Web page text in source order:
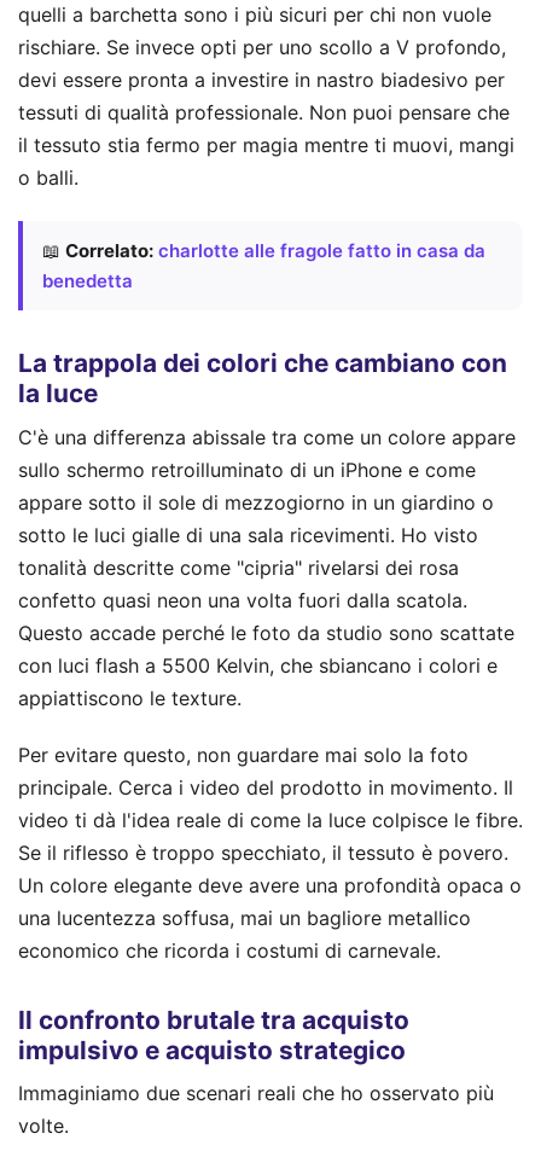
quelli a barchetta sono i più sicuri per chi non vuole
rischiare. Se invece opti per uno scollo a V profondo,
devi essere pronta a investire in nastro biadesivo per
tessuti di qualità professionale. Non puoi pensare che
il tessuto stia fermo per magia mentre ti muovi, mangi
o balli.
📖 Correlato: charlotte alle fragole fatto in casa da
benedetta
La trappola dei colori che cambiano con
la luce
C'è una differenza abissale tra come un colore appare
sullo schermo retroilluminato di un iPhone e come
appare sotto il sole di mezzogiorno in un giardino o
sotto le luci gialle di una sala ricevimenti. Ho visto
tonalità descritte come "cipria" rivelarsi dei rosa
confetto quasi neon una volta fuori dalla scatola.
Questo accade perché le foto da studio sono scattate
con luci flash a 5500 Kelvin, che sbiancano i colori e
appiattiscono le texture.
Per evitare questo, non guardare mai solo la foto
principale. Cerca i video del prodotto in movimento. Il
video ti dà l'idea reale di come la luce colpisce le fibre.
Se il riflesso è troppo specchiato, il tessuto è povero.
Un colore elegante deve avere una profondità opaca o
una lucentezza soffusa, mai un bagliore metallico
economico che ricorda i costumi di carnevale.
Il confronto brutale tra acquisto
impulsivo e acquisto strategico
Immaginiamo due scenari reali che ho osservato più
volte.